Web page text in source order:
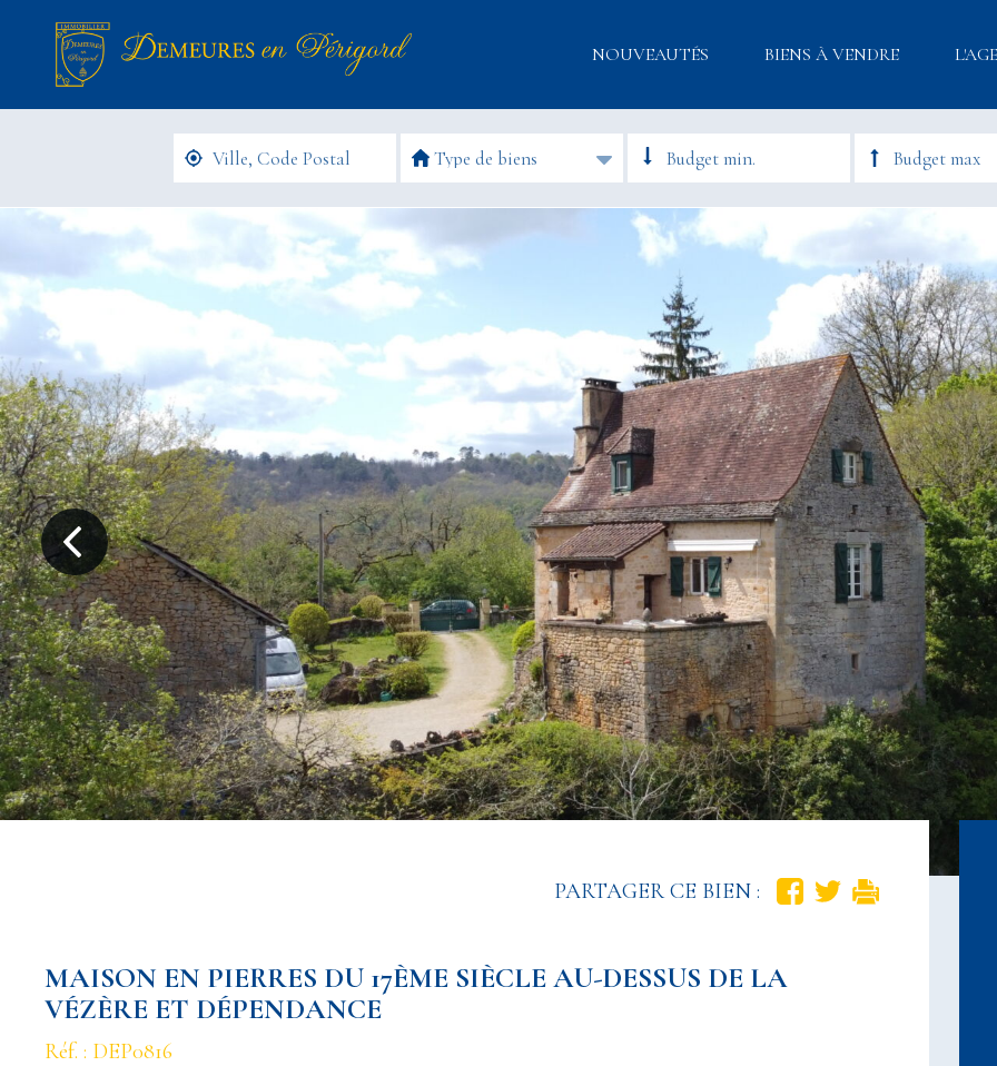
NOUVEAUTÉS BIENS À VENDRE
PARTAGER CE BIEN :
MAISON EN PIERRES DU 17ÈME SIÈCLE AU-DESSUS DE LA
VÉZÈRE ET DÉPENDANCE
Réf. : DEP0816